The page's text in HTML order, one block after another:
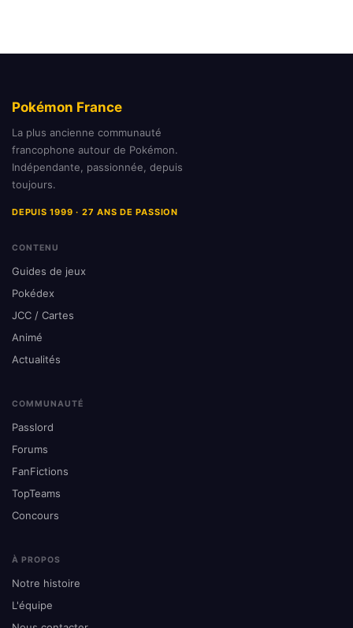
Pokémon France
La plus ancienne communauté
francophone autour de Pokémon.
Indépendante, passionnée, depuis
toujours.
DEPUIS 1999 · 27 ANS DE PASSION
CONTENU
Guides de jeux
Pokédex
JCC / Cartes
Animé
Actualités
COMMUNAUTÉ
Passlord
Forums
FanFictions
TopTeams
Concours
À PROPOS
Notre histoire
L'équipe